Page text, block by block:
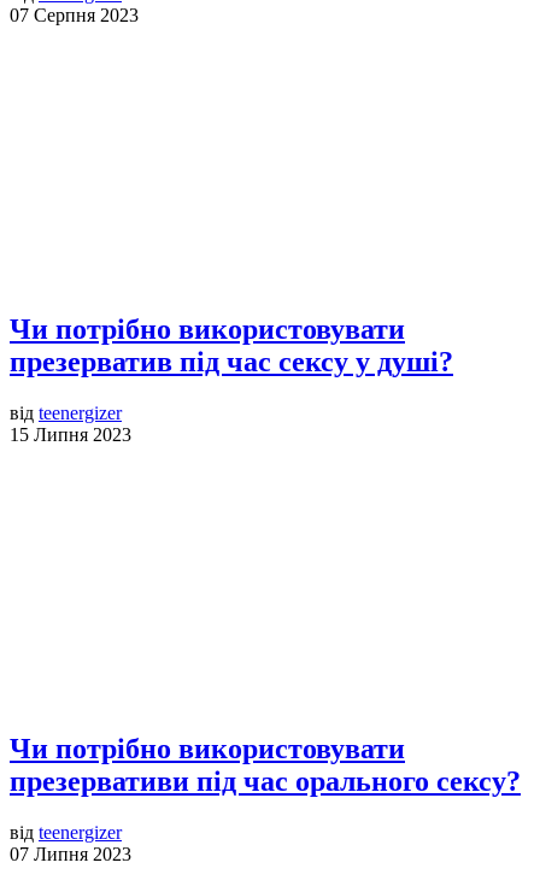
07 Серпня 2023
Чи потрібно використовувати
презерватив під час сексу у душі?
від teenergizer
15 Липня 2023
Чи потрібно використовувати
презервативи під час орального сексу?
від teenergizer
07 Липня 2023